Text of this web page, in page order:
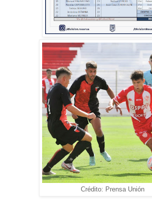
Crédito: Prensa Unión